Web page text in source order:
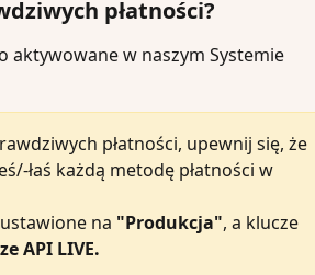
płatności?
aktywowane w naszym Systemie
płatności, upewnij się, że
łaś każdą metodę płatności w
na "Produkcja", a klucze
API LIVE.